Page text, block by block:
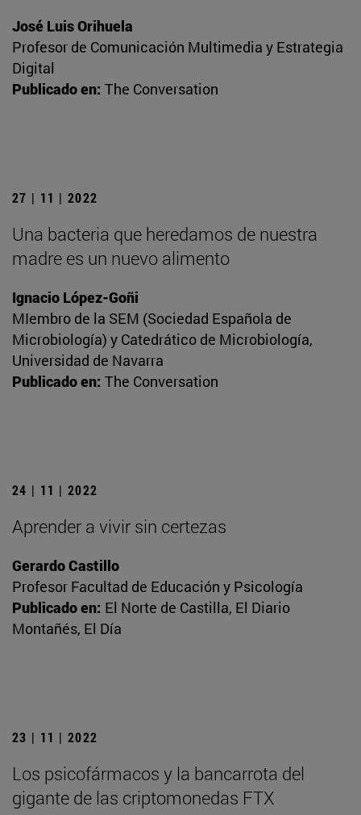
José Luis Orihuela
Profesor de Comunicación Multimedia y Estrategia
Digital
Publicado en: The Conversation
27 | 11 | 2022
Una bacteria que heredamos de nuestra
madre es un nuevo alimento
Ignacio López-Goñi
MIembro de la SEM (Sociedad Española de
Microbiología) y Catedrático de Microbiología,
Universidad de Navarra
Publicado en: The Conversation
24 | 11 | 2022
Aprender a vivir sin certezas
Gerardo Castillo
Profesor Facultad de Educación y Psicología
Publicado en: El Norte de Castilla, El Diario
Montañés, El Día
23 | 11 | 2022
Los psicofármacos y la bancarrota del
gigante de las criptomonedas FTX